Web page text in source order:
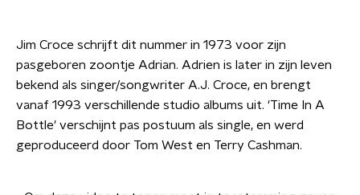
Jim Croce schrijft dit nummer in 1973 voor zijn
pasgeboren zoontje Adrian. Adrien is later in zijn leven
bekend als singer/songwriter A.J. Croce, en brengt
vanaf 1993 verschillende studio albums uit. 'Time In A
Bottle' verschijnt pas postuum als single, en werd
geproduceerd door Tom West en Terry Cashman.